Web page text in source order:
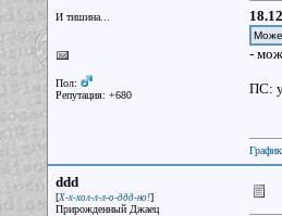
И тишина...
Пол:
Репутация: +680
-
ПС: у
ddd
[Х-х-хол-л-л-о-ддд-но!]
Прирожденный Джаец